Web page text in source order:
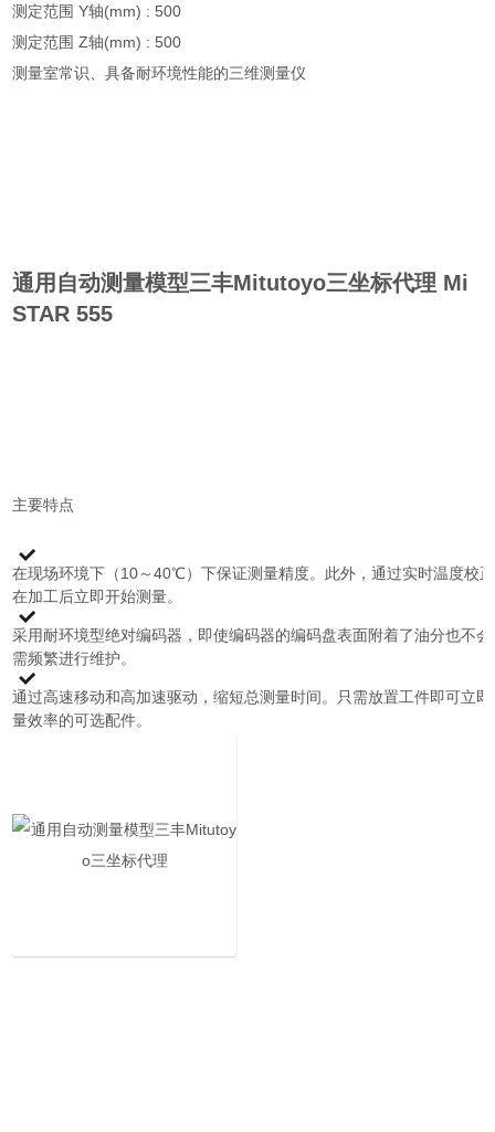
测定范围 Y轴(mm) : 500
测定范围 Z轴(mm) : 500
测量室常识、具备耐环境性能的三维测量仪
通用自动测量模型三丰Mitutoyo三坐标代理 Mi
STAR 555
主要特点
在现场环境下（10～40℃）下保证测量精度。此外，通过实时温度校
在加工后立即开始测量。
采用耐环境型绝对编码器，即使编码器的编码盘表面附着了油分也不
需频繁进行维护。
通过高速移动和高加速驱动，缩短总测量时间。只需放置工件即可立
量效率的可选配件。